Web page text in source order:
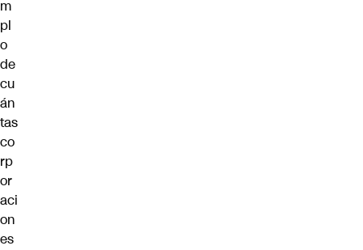
m
pl
o
de
cu
án
tas
co
rp
or
aci
on
es